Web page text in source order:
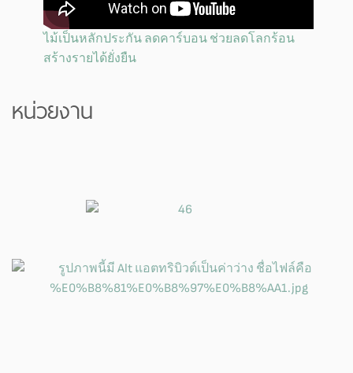
ไม้เป็นหลักประกัน ลดคาร์บอน ช่วยลดโลกร้อน
สร้างรายได้ยั่งยืน
หน่วยงาน